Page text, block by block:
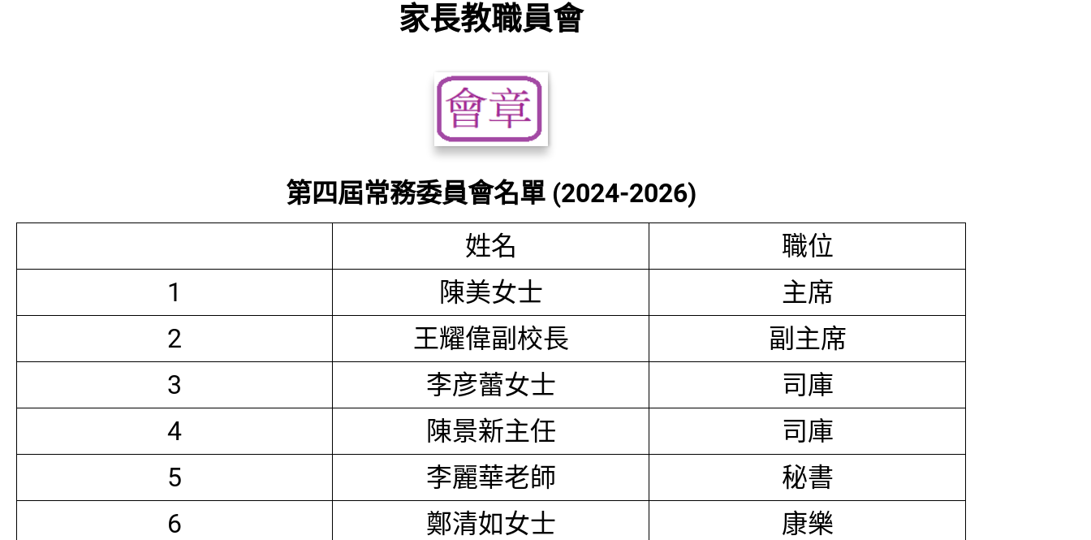
家長教職員會
第四屆常務委員會名單 (2024-2026)
姓名
職位
1
陳美女士
主席
2
王耀偉副校長
副主席
3
李彦蕾女士
司庫
4
陳景新主任
司庫
5
李麗華老師
秘書
6
鄭清如女士
康樂